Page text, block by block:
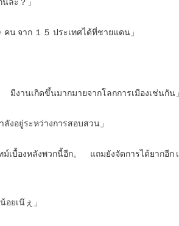
น จาก １５ ประเทศได้ที่ชายแดน」
มีงานเกิดขึ้นมากมายจากโลกการเมืองเช่นกัน」
อยู่ระหว่างการสอบสวน」
บื้องหลังพวกนี้อีก。 แถมยังจัดการได้ยากอีก
ยเน๊ぇ」